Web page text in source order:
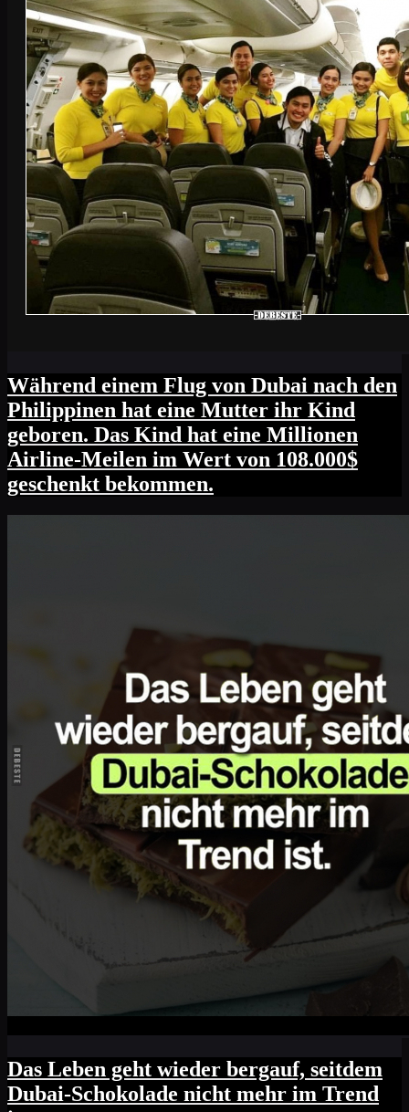
Während einem Flug von Dubai nach den
Philippinen hat eine Mutter ihr Kind
geboren. Das Kind hat eine Millionen
Airline-Meilen im Wert von 108.000$
geschenkt bekommen.
Das Leben geht wieder bergauf, seitdem
Dubai-Schokolade nicht mehr im Trend